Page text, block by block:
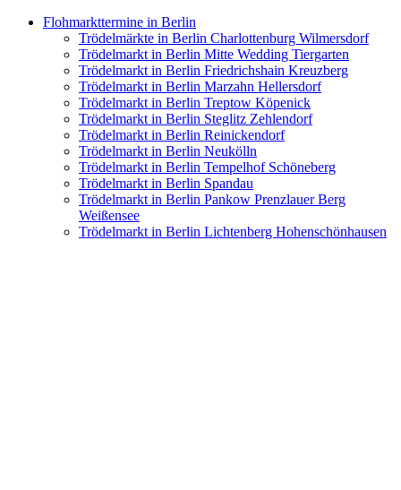
Flohmarkttermine in Berlin
Trödelmärkte in Berlin Charlottenburg Wilmersdorf
Trödelmarkt in Berlin Mitte Wedding Tiergarten
Trödelmarkt in Berlin Friedrichshain Kreuzberg
Trödelmarkt in Berlin Marzahn Hellersdorf
Trödelmarkt in Berlin Treptow Köpenick
Trödelmarkt in Berlin Steglitz Zehlendorf
Trödelmarkt in Berlin Reinickendorf
Trödelmarkt in Berlin Neukölln
Trödelmarkt in Berlin Tempelhof Schöneberg
Trödelmarkt in Berlin Spandau
Trödelmarkt in Berlin Pankow Prenzlauer Berg
Weißensee
Trödelmarkt in Berlin Lichtenberg Hohenschönhausen